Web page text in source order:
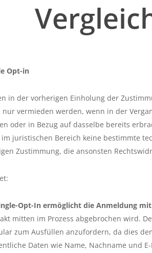
Opt-in
in der vorherigen Einholung der
vermieden werden, wenn in der
oder in Bezug auf dasselbe bereits
juristischen Bereich keine bestimmte
Zustimmung, die ansonsten
Opt-In ermöglicht die Anmeldung
mitten im Prozess abgebrochen wird.
zum Ausfüllen anzufordern, da dies
Daten wie Name, Nachname und